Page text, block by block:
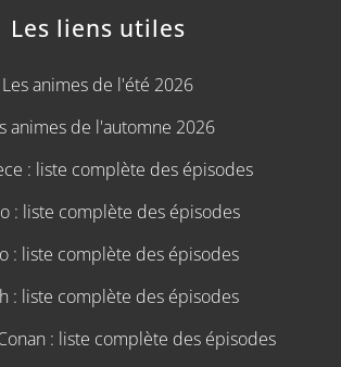
Les liens utiles
Les animes de l'été 2026
animes de l'automne 2026
: liste complète des épisodes
: liste complète des épisodes
: liste complète des épisodes
: liste complète des épisodes
: liste complète des épisodes